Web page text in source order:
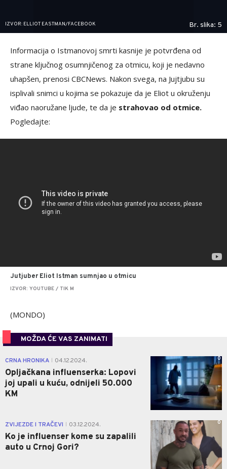
IZVOR: ELLIOT EASTMAN/FACEBOOK Br. slika: 5
Informacija o Istmanovoj smrti kasnije je potvrđena od
strane ključnog osumnjičenog za otmicu, koji je nedavno
uhapšen, prenosi CBCNews. Nakon svega, na Jujtjubu su
isplivali snimci u kojima se pokazuje da je Eliot u okruženju
viđao naoružane ljude, te da je strahovao od otmice.
Pogledajte:
Jutjuber Eliot Istman sumnjao u otmicu
IZVOR: YOUTUBE / TIK M
(MONDO)
MOŽDA ĆE VAS ZANIMATI
CRNA HRONIKA 04.12.2024.
Opljačkana influenserka: Lopovi
joj upali u kuću, odnijeli 50.000
KM
0
ZVIJEZDE I TRAČEVI 03.12.2024.
Ko je influenser kome su zapalili
auto u Crnoj Gori?
0